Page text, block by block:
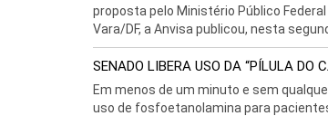
proposta pelo Ministério Público
Vara/DF, a Anvisa publicou, nesta
SENADO LIBERA USO DA “PÍLULA DO
Em menos de um minuto e sem
uso de fosfoetanolamina para